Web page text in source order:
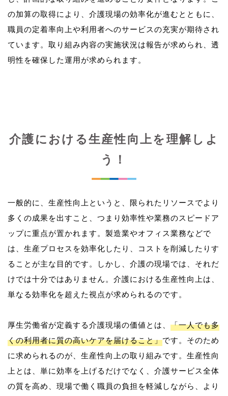
の加算の取得により、介護現場の効率化が進むとともに、
職員の定着率向上や利用者へのサービスの充実が期待され
ています。取り組み内容の実施状況は報告が求められ、透
介護における生産性向上を理解しよ
う！
一般的に、生産性向上というと、限られたリソースでより
多くの成果を出すこと、つまり効率性や業務のスピードア
ップに重点が置かれます。製造業やオフィス業務などで
は、生産プロセスを効率化したり、コストを削減したりす
ることが主な目的です。しかし、介護の現場では、それだ
けでは十分ではありません。介護における生産性向上は、
単なる効率化を超えた視点が求められるのです。
厚生労働省が定義する介護現場の価値とは、 「一人でも多
くの利用者に質の高いケアを届けること」です。そのため
に求められるのが、生産性向上の取り組みです。生産性向
上とは、単に効率を上げるだけでなく、介護サービス全体
の質を高め、現場で働く職員の負担を軽減しながら、より